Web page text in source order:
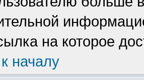
на которое
началу